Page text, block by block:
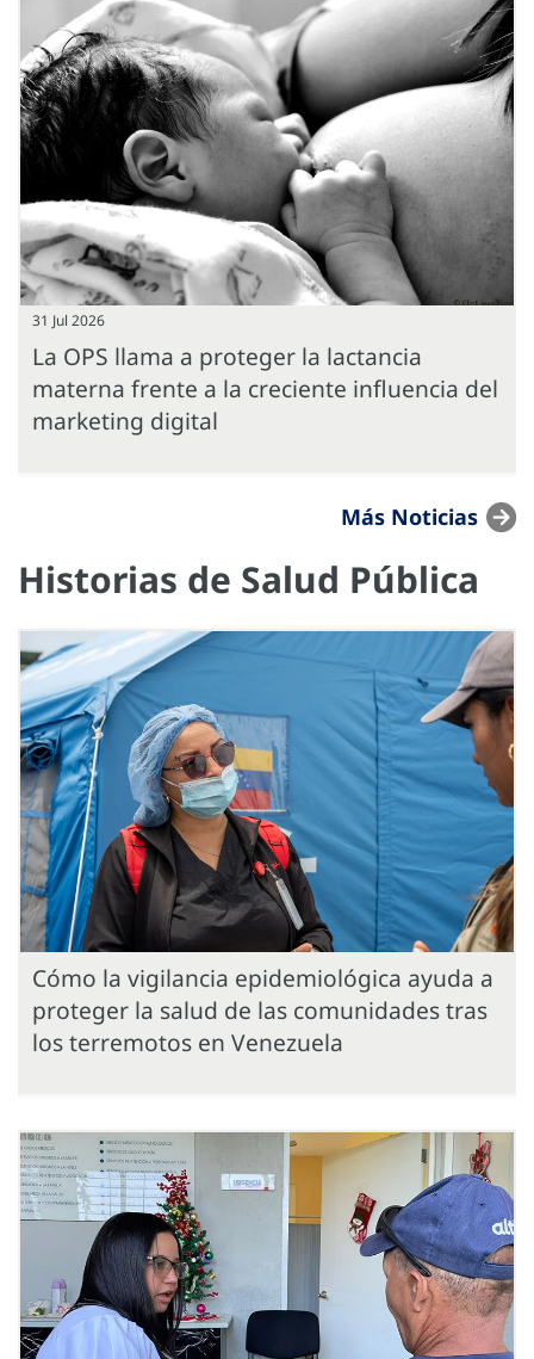
31 Jul 2026
La OPS llama a proteger la lactancia
materna frente a la creciente influencia del
marketing digital
Más Noticias
Historias de Salud Pública
Cómo la vigilancia epidemiológica ayuda a
proteger la salud de las comunidades tras
los terremotos en Venezuela